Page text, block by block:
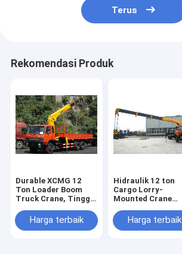
Terus
Rekomendasi Produk
Durable XCMG 12
Ton Loader Boom
Truck Crane, Tinggi
Harga terbaik
Hidraulik 12 ton
Cargo Lorry-
Mounted Crane
BoomHarga terbaik